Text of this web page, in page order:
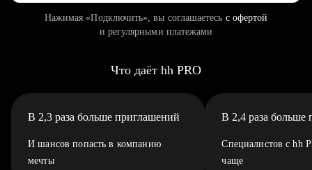
Нажимая «Подключить», вы соглашаетесь с офертой
и регулярными платежами
Что даёт hh PRO
В 2,3 раза больше приглашений
И шансов попасть в компанию
мечты
В 2,4 раза больше
Специалистов с hh
чаще